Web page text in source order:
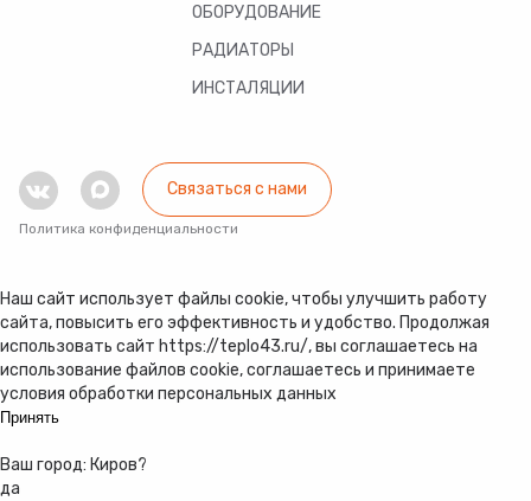
ОБОРУДОВАНИЕ
РАДИАТОРЫ
ИНСТАЛЯЦИИ
Политика конфиденциальности
Связаться с нами
Наш сайт использует файлы cookie, чтобы улучшить работу
сайта, повысить его эффективность и удобство. Продолжая
использовать сайт https://teplo43.ru/, вы соглашаетесь на
использование файлов cookie, соглашаетесь и принимаете
условия обработки персональных данных
Принять
Ваш город: Киров?
да